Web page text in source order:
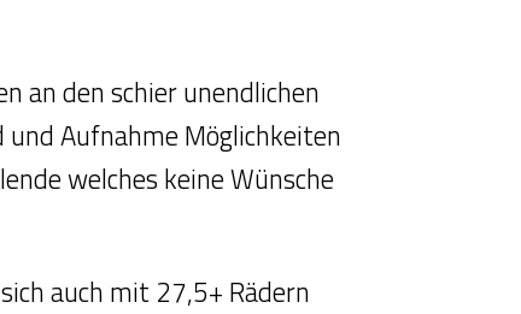
an den schier unendlichen
und Aufnahme Möglichkeiten
welches keine Wünsche
auch mit 27,5+ Rädern